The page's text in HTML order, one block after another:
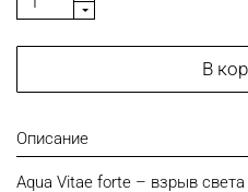
В
Описание
Aqua Vitae forte – взрыв